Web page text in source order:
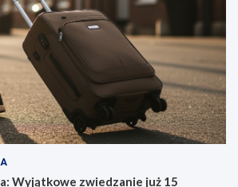
Wyjątkowe zwiedzanie już 15